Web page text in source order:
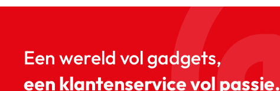
Een wereld vol gadgets,
een klantenservice vol passie.